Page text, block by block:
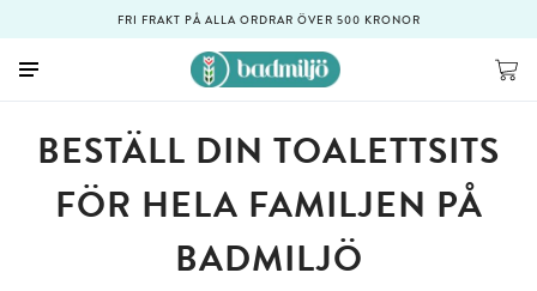
FRI FRAKT PÅ ALLA ORDRAR ÖVER 500 KRONOR
BESTÄLL DIN TOALETTSITS
FÖR HELA FAMILJEN PÅ
BADMILJÖ